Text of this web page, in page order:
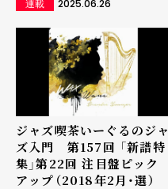
連載 2025.06.26
ジャズ喫茶いーぐるのジャ
ズ入門 第157回 「新譜特
集」第22回 注目盤ピック
アップ（2018年2月・選）